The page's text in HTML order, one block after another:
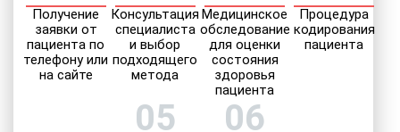
Получение
заявки от
пациента по
телефону или
на сайте
Консультация
специалиста
и выбор
подходящего
метода
Медицинское
обследование
для оценки
состояния
здоровья
пациента
Процедура
кодирования
пациента
05 06